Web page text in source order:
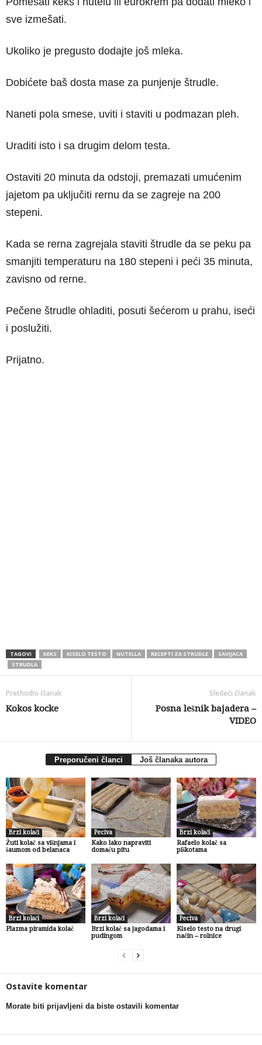
sve izmešati.
Ukoliko je pregusto dodajte još mleka.
Dobićete baš dosta mase za punjenje štrudle.
Naneti pola smese, uviti i staviti u podmazan pleh.
Uraditi isto i sa drugim delom testa.
Ostaviti 20 minuta da odstoji, premazati umućenim
jajetom pa uključiti rernu da se zagreje na 200
stepeni.
Kada se rerna zagrejala staviti štrudle da se peku pa
smanjiti temperaturu na 180 stepeni i peći 35 minuta,
zavisno od rerne.
Pečene štrudle ohladiti, posuti šećerom u prahu, iseći
i poslužiti.
Prijatno.
TAGOVI KEKS KISELO TESTO NUTELLA RECEPTI ZA STRUDLE
SAVIJACA
STRUDLA
Prethodni članak
Kokos kocke
Sledeći članak
Posna lešnik bajadera –
VIDEO
Preporučeni članci Još članaka autora
Brzi kolači
Žuti kolač sa višnjama i
šaumom od belanaca
Peciva
Kako lako napraviti
domaću pitu
Brzi kolači
Rafaelo kolač sa
piškotama
Brzi kolači
Plazma piramida kolač
Brzi kolači
Brzi kolač sa jagodama i
pudingom
Peciva
Kiselo testo na drugi
način – rolnice
Ostavite komentar
Morate biti prijavljeni da biste ostavili komentar